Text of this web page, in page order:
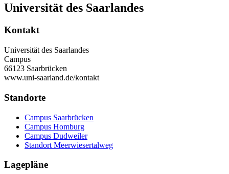
Universität des Saarlandes
Kontakt
Universität des Saarlandes
Campus
66123 Saarbrücken
www.uni-saarland.de/kontakt
Standorte
Campus Saarbrücken
Campus Homburg
Campus Dudweiler
Standort Meerwiesertalweg
Lagepläne